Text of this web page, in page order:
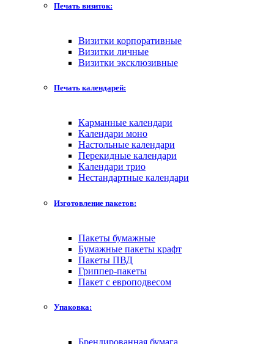
Печать визиток:
Визитки корпоративные
Визитки личные
Визитки эксклюзивные
Печать календарей:
Карманные календари
Календари моно
Настольные календари
Перекидные календари
Календари трио
Нестандартные календари
Изготовление пакетов:
Пакеты бумажные
Бумажные пакеты крафт
Пакеты ПВД
Гриппер-пакеты
Пакет с европодвесом
Упаковка:
Брендированная бумага